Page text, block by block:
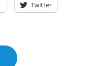
Twitter